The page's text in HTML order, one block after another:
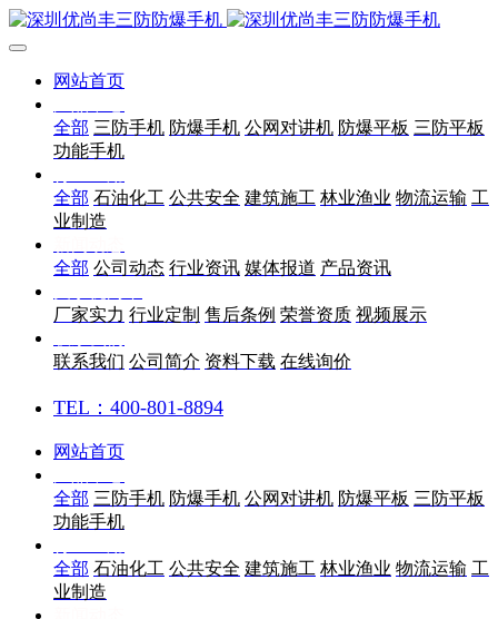
网站首页
全部 三防手机 防爆手机 公网对讲机 防爆平板 三防平板
功能手机
全部 石油化工 公共安全 建筑施工 林业渔业 物流运输 工
业制造
全部 公司动态 行业资讯 媒体报道 产品资讯
厂家实力 行业定制 售后条例 荣誉资质 视频展示
联系我们 公司简介 资料下载 在线询价
TEL：400-801-8894
网站首页
全部 三防手机 防爆手机 公网对讲机 防爆平板 三防平板
功能手机
全部 石油化工 公共安全 建筑施工 林业渔业 物流运输 工
业制造